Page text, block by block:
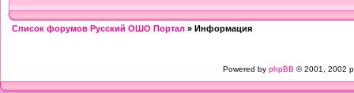
Список форумов Русский ОШО Портал » Информация
Powered by phpBB © 2001, 2002